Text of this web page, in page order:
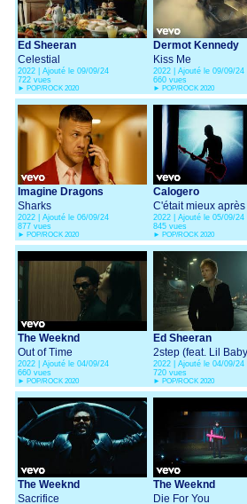
Ed Sheeran
Celestial
2022 | Ajouté le 09/09/24
722 vues
► POP/ROCK 2020
Dermot Kennedy
Kiss Me
2022 | Ajouté le 09/09/24
660 vues
► POP/ROCK 2020
Imagine Dragons
Sharks
2022 | Ajouté le 06/09/24
877 vues
► POP/ROCK 2020
Calogero
C'était mieux après
2022 | Ajouté le 05/09/24
845 vues
► POP/ROCK 2020
The Weeknd
Out of Time
2022 | Ajouté le 04/09/24
660 vues
► POP/ROCK 2020
Ed Sheeran
2step (feat. Lil
2022 | Ajouté le 04/09/24
720 vues
► POP/ROCK 2020
The Weeknd
Sacrifice
The Weeknd
Die For You